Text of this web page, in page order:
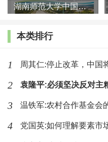
的数量，其二是光棍的
性别比失调的关系。从光
据是超过5000万，一般的
估测是1800万。这些数据
中出生性别比的数值推测
100男子时属于最理想的
湖南师范大学中国乡村振兴研究院课题组:以示范带为“动力引擎”
本类排行
1 周其仁:停止改革，中国
2 袁隆平:必须坚决反对主
3 温铁军:农村合作基金会
4 党国英:如何理解要素市